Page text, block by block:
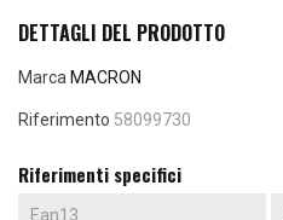
DETTAGLI DEL PRODOTTO
Marca MACRON
Riferimento 58099730
Riferimenti specifici
Ean13